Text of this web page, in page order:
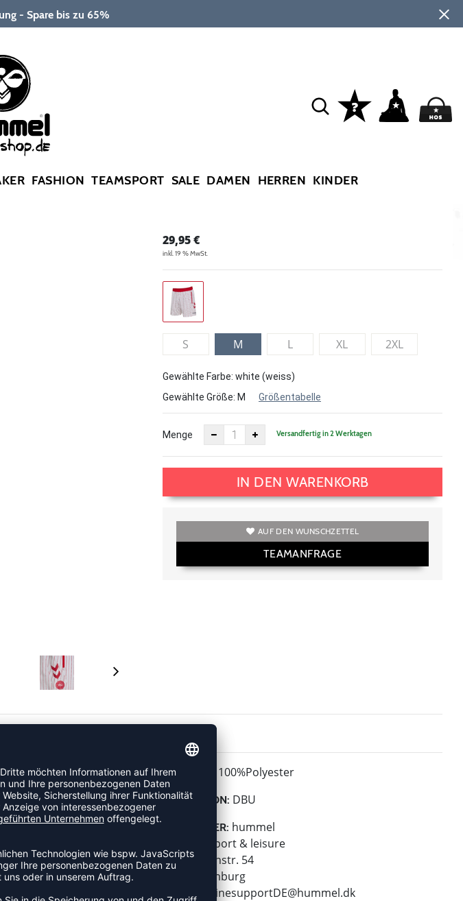
- Spare bis zu 65%
FASHION TEAMSPORT SALE DAMEN HERREN KINDER
29,95€
inkl. 19 % MwSt.
S M L XL 2XL
Gewählte Farbe: white (weiss)
Gewählte Größe: M Größentabelle
Menge Versandfertig in 2 Werktagen
IN DEN WARENKORB
AUF DEN WUNSCHZETTEL
TEAMANFRAGE
MATERIAL: 100%Polyester
KOLLEKTION: DBU
HERSTELLER: hummel
hummel sport & leisure
Leverkusenstr. 54
22761 Hamburg
E-Mail:
onlinesupportDE@hummel.dk